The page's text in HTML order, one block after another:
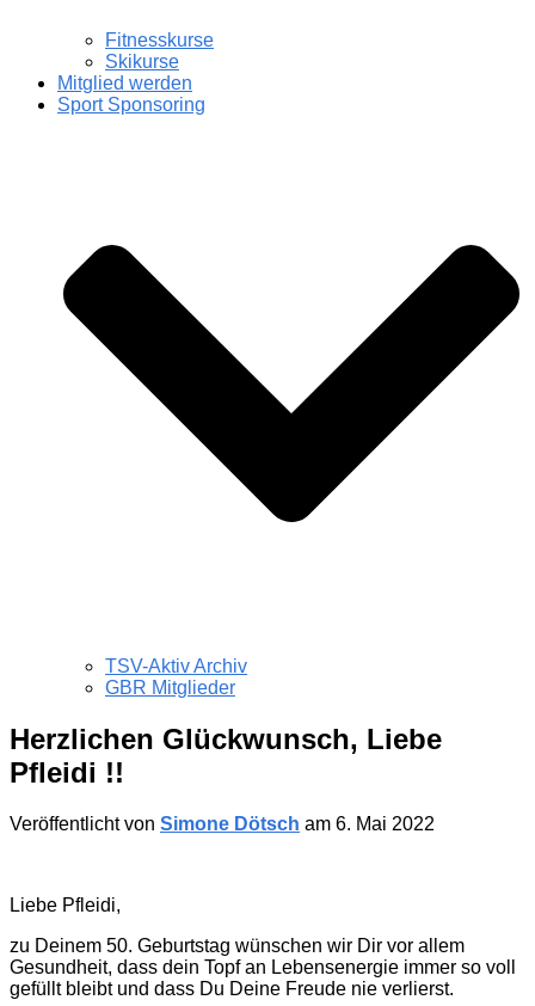
Fitnesskurse
Skikurse
Mitglied werden
Sport Sponsoring
TSV-Aktiv Archiv
GBR Mitglieder
Herzlichen Glückwunsch, Liebe
Pfleidi !!
Veröffentlicht von Simone Dötsch am 6. Mai 2022
Liebe Pfleidi,
zu Deinem 50. Geburtstag wünschen wir Dir vor allem
Gesundheit, dass dein Topf an Lebensenergie immer so voll
gefüllt bleibt und dass Du Deine Freude nie verlierst.